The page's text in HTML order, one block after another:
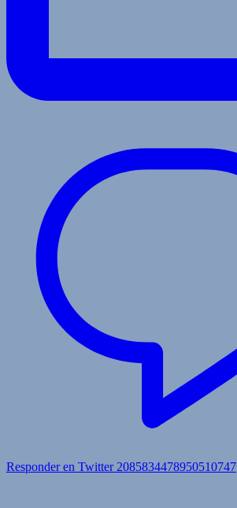
Responder en Twitter 2085834478950510747